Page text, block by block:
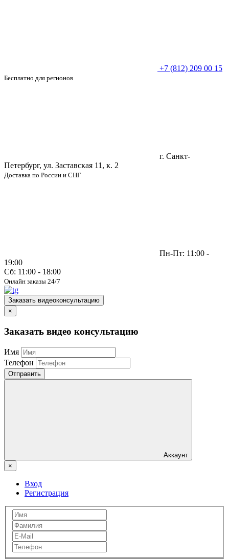
+7 (812) 209 00 15
Бесплатно для регионов
г. Санкт-
Петербург, ул. Заставская 11, к. 2
Доставка по России и СНГ
Пн-Пт: 11:00 -
19:00
Сб: 11:00 - 18:00
Онлайн заказы 24/7
Заказать видеоконсультацию
×
Заказать видео консультацию
Имя
Телефон
Отправить
Аккаунт
×
Вход
Регистрация